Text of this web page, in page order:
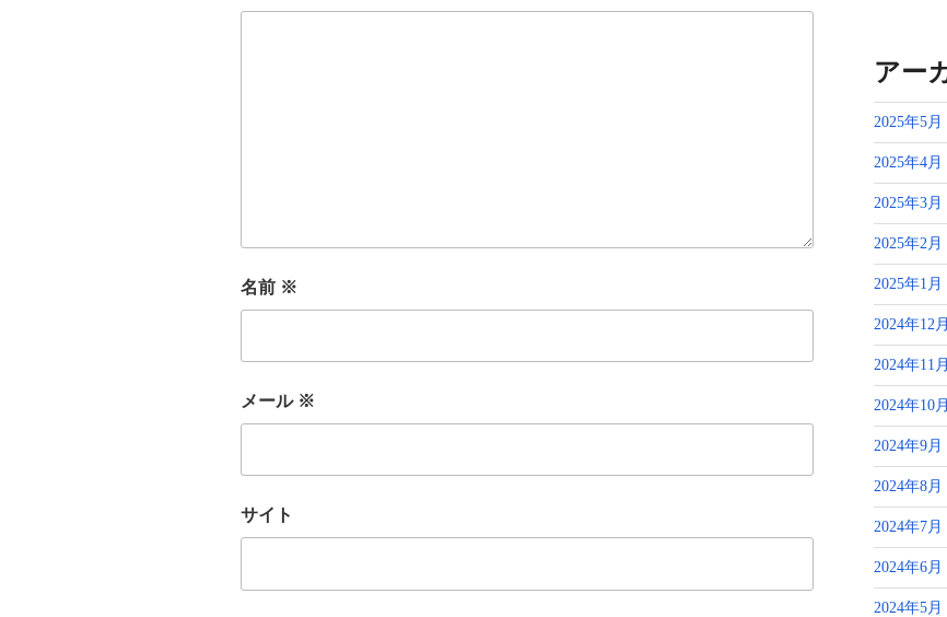
名前 ※
メール ※
サイト
アー
2025年5月
2025年4月
2025年3月
2025年2月
2025年1月
2024年12月
2024年11月
2024年10月
2024年9月
2024年8月
2024年7月
2024年6月
2024年5月